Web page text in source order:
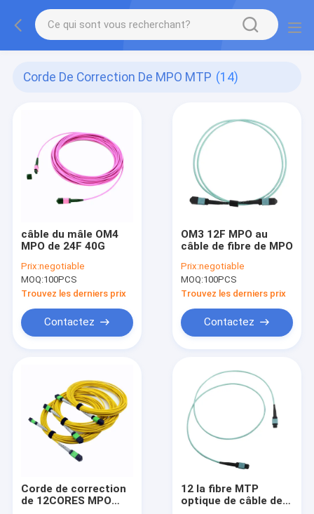
Corde De Correction De MPO MTP (14)
câble du mâle OM4
MPO de 24F 40G
Prix:negotiable
MOQ:100PCS
Trouvez les derniers prix
Contactez
OM3 12F MPO au
câble de fibre de MPO
Prix:negotiable
MOQ:100PCS
Trouvez les derniers prix
Contactez
Corde de correction
de 12CORES MPO
12 la fibre MTP
optique de câble de